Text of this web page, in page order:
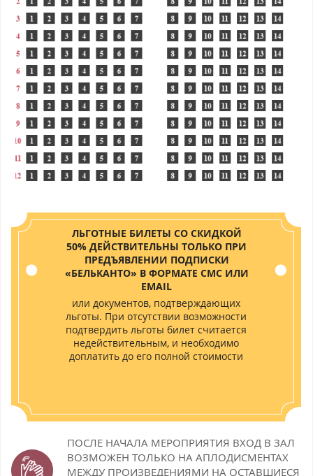
ЛЬГОТНЫЕ БИЛЕТЫ СО СКИДКОЙ
50% ДЕЙСТВИТЕЛЬНЫ ТОЛЬКО ПРИ
ПРЕДЪЯВЛЕНИИ ПОДПИСКИ
«БЕЛЬКАНТО» В ФОРМАТЕ СМС ИЛИ
EMAIL
или документов, подтверждающих
льготы. При отсутствии возможности
подтвердить льготы билет считается
недействительным, и необходимо
доплатить до его полной стоимости
ПОСЛЕ НАЧАЛА МЕРОПРИЯТИЯ ВХОД В ЗАЛ
ВОЗМОЖЕН ТОЛЬКО НА АПЛОДИСМЕНТАХ
МЕЖДУ ПРОИЗВЕДЕНИЯМИ НА ОСТАВШИЕСЯ